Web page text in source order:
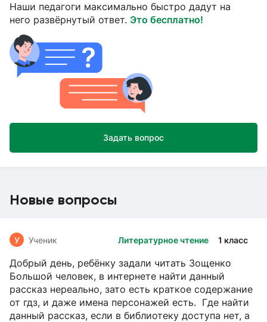
Наши педагоги максимально быстро дадут на
него развёрнутый ответ. Это бесплатно!
Задать вопрос
Новые вопросы
Литературное чтение 1 класс
У Ученик
Добрый день, ребёнку задали читать Зощенко
Большой человек, в интернете найти данный
рассказ нереально, зато есть краткое содержание
от гдз, и даже имена персонажей есть. Где найти
данный рассказ, если в библиотеку доступа нет, а